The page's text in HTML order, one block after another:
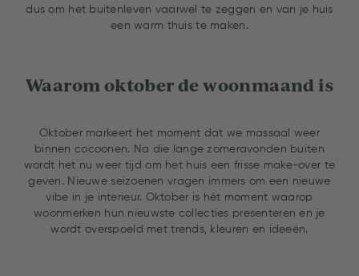
dus om het buitenleven vaarwel te zeggen en van je huis
een warm thuis te maken.
Waarom oktober de woonmaand is
Oktober markeert het moment dat we massaal weer
binnen cocoonen. Na die lange zomeravonden buiten
wordt het nu weer tijd om het huis een frisse make-over te
geven. Nieuwe seizoenen vragen immers om een nieuwe
vibe in je interieur. Oktober is hét moment waarop
woonmerken hun nieuwste collecties presenteren en je
wordt overspoeld met trends, kleuren en ideeën.